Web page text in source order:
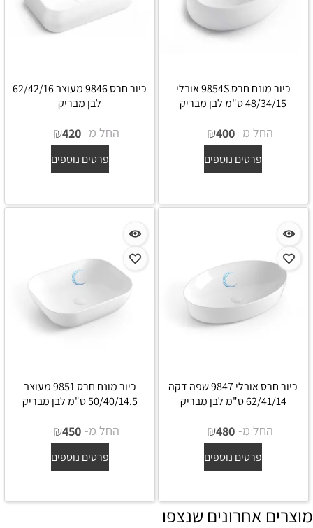
כיור מונח חרס 9854S אובלי
48/34/15 ס"מ לבן מבריק
החל מ- ₪400
פרטים נוספים
כיור חרס 9846 מעוצב 62/42/16
לבן מבריק
החל מ- ₪420
פרטים נוספים
כיור חרס אובלי 9847 שפה דקה
62/41/14 ס"מ לבן מבריק
החל מ- ₪480
פרטים נוספים
כיור מונח חרס 9851 מעוצב
50/40/14.5 ס"מ לבן מבריק
החל מ- ₪450
פרטים נוספים
מוצרים אחרונים שנצפו